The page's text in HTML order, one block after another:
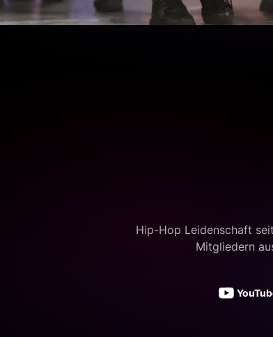
Hip-Hop Leidenschaft
Mitgliedern